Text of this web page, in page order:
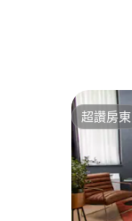
超讚房東
超讚房東